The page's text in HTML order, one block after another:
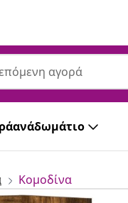
Κομοδίνα